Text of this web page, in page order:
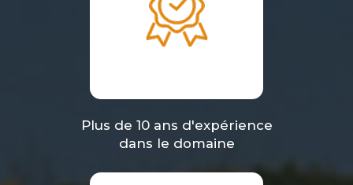
Plus de 10 ans d'expérience
dans le domaine